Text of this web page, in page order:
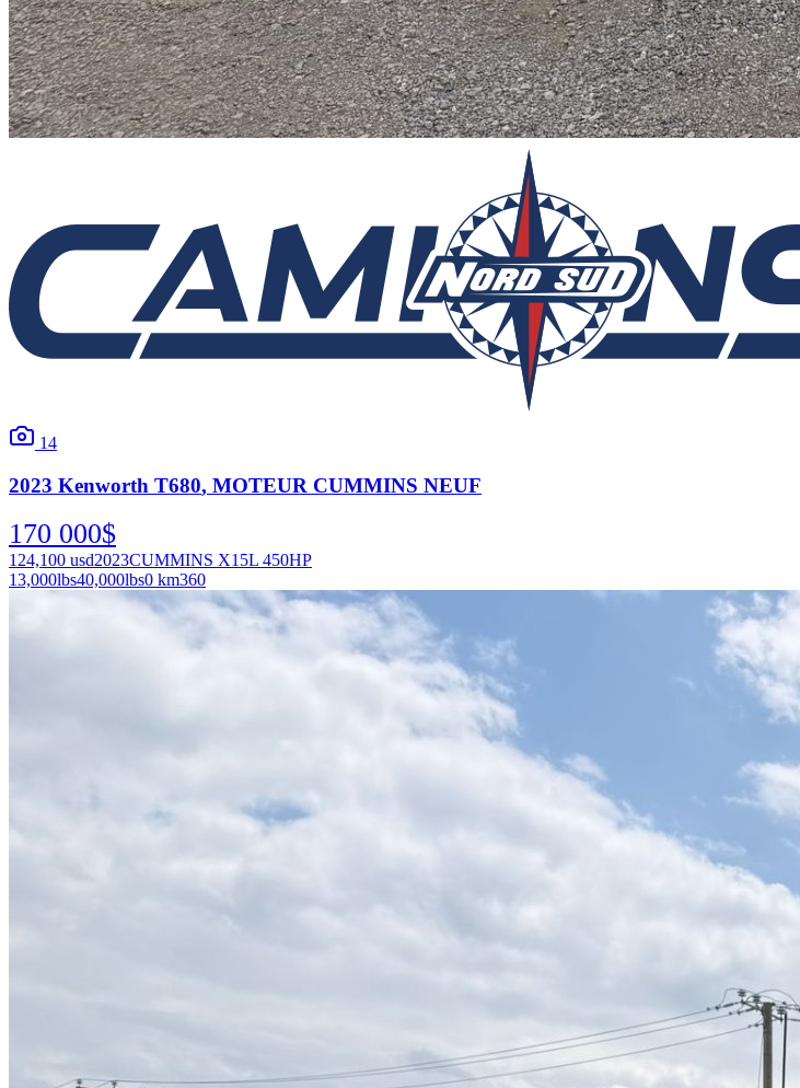
14
2023 Kenworth T680, MOTEUR CUMMINS NEUF
170 000$
124,100 usd2023CUMMINS X15L 450HP
13,000lbs40,000lbs0 km360